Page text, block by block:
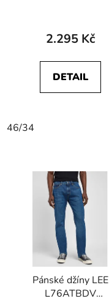
2.295 Kč
DETAIL
46/34
Pánské džíny LEE
L76ATBDV